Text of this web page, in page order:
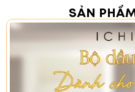
lỏng Các thành phần
benzyl, O-[2-hydroxy-3-
guar gum clorua, natri
polyoxyetylen lauryl
anhydrous citric acid,
natri lauryl sulfat,
SẢN